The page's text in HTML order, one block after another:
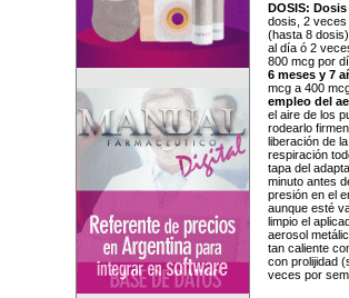
DOSIS: Dosis
dosis, 2 veces
(hasta 8
al día ó 2
800 mcg por
6 meses y 7
mcg a 400
empleo del
el aire de los
rodearlo
liberación de
respiración
tapa del
minuto antes
presión en el
aunque esté
limpio el
aerosol
tan caliente
con prolijidad
veces por